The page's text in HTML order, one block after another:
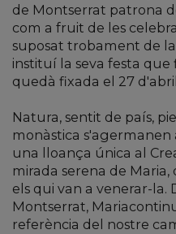
de Montserrat patrona
com a fruit de les
suposat trobament de
instituí la seva festa que
quedà fixada el 27
Natura, sentit de país,
monàstica
una lloança única al
mirada serena de
els qui van a venerar-la.
Montserrat,
referència del nostre